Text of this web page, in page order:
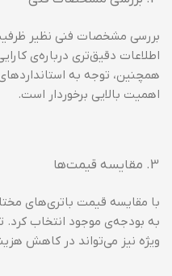
بررسی مشخصات فنی نظیر
اطلاعات دقیق‌تری درباره‌ی
همچنین، توجه به
اهمیت بالایی برخوردار است.
مقایسه قیمت‌ها
با مقایسه قیمت باتری‌های
به بودجه‌ی موجود انتخاب
ویژه نیز می‌تواند در کاهش